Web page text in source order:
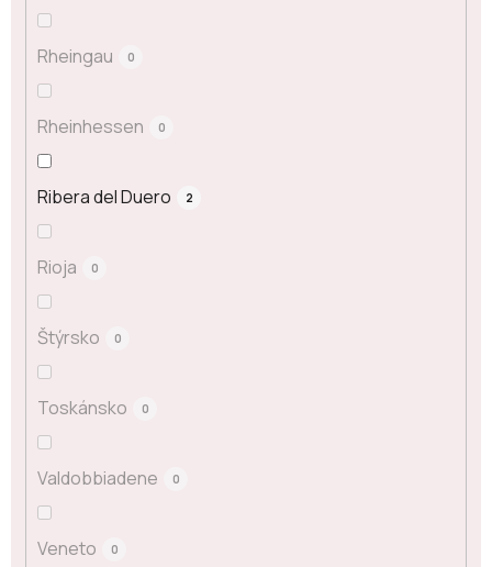
Rheingau 0
Rheinhessen 0
Ribera del Duero 2
Rioja 0
Štýrsko 0
Toskánsko 0
Valdobbiadene 0
Veneto 0